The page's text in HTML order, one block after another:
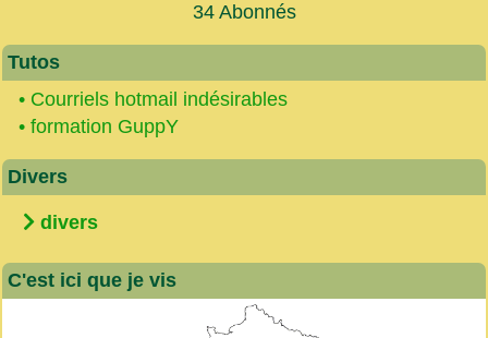
34 Abonnés
Tutos
• Courriels hotmail indésirables
• formation GuppY
Divers
divers
C'est ici que je vis